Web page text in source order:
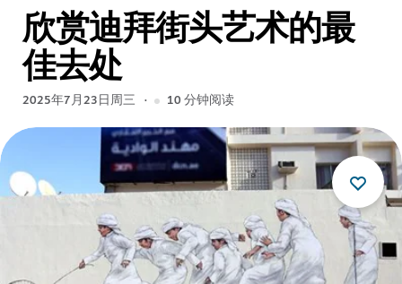
欣赏迪拜街头艺术的最
佳去处
2025年7月23日周三 10分钟阅读